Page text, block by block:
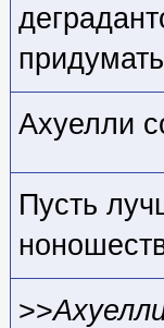
Ахуелли
Пусть
>>